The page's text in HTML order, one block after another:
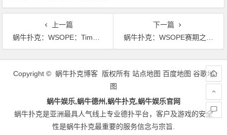
走1000万刀！
上一篇
蜗牛扑克：WSOPE：Timur Margolin赢得第五项赛事冠军
下一篇
蜗牛扑克：WSOPE赛期之间帝王娱乐城新增三项豪客赛
文
Copyright © 蜗牛扑克博客 版权所有 站点地图 百度地图 谷歌地
图
蜗牛娱乐,蜗牛德州,蜗牛扑克,蜗牛娱乐官网
蜗牛扑克是亚洲最具人气线上专业德扑平台，客户及游戏的安全
性是蜗牛扑克最重要的服务信念与宗旨.